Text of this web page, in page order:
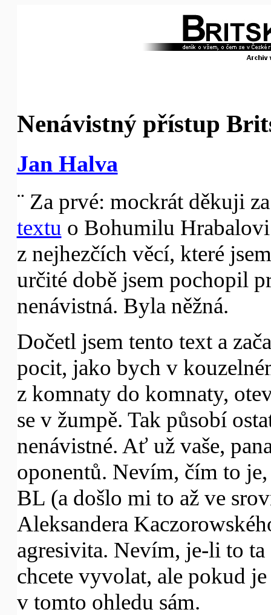
Nenávistný přístup
Jan Halva
¨ Za prvé: mockrát děkuji
textu o Bohumilu
z nejhezčích věcí, které
určité době jsem pochopil
nenávistná. Byla něžná.
Dočetl jsem tento text a
pocit, jako bych v
z komnaty do komnaty,
se v žumpě. Tak působí
nenávistné. Ať už vaše,
oponentů. Nevím, čím to
BL (a došlo mi to až ve
Aleksandera
agresivita. Nevím, je-li to ta
chcete vyvolat, ale pokud
v tomto ohledu sám.